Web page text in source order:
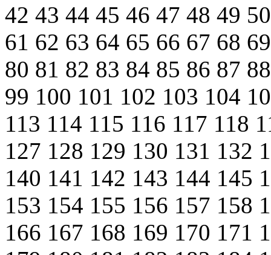
42 43 44 45 46 47 48 49
61 62 63 64 65 66 67 68
80 81 82 83 84 85 86 87
99 100 101 102 103 104
113 114 115 116 117 118
127 128 129 130 131 132
140 141 142 143 144 145
153 154 155 156 157 158
166 167 168 169 170 171